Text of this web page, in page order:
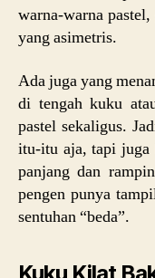
warna-warna
yang asimetris.
Ada juga yang
di tengah kuku
pastel sekaligus.
itu-itu aja, tapi
panjang dan
pengen punya
sentuhan “beda”.
Kuku Kilat